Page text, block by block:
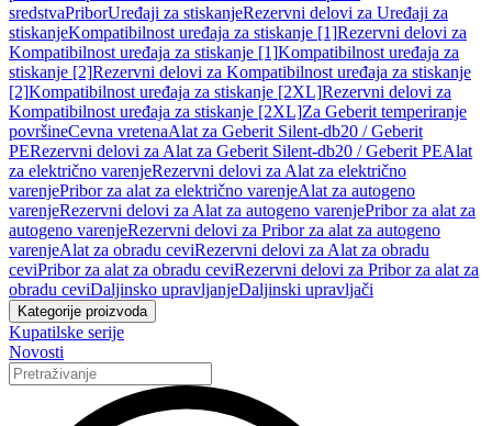
sredstvaPriborUređaji za stiskanjeRezervni delovi za Uređaji za
stiskanjeKompatibilnost uređaja za stiskanje [1]Rezervni delovi za
Kompatibilnost uređaja za stiskanje [1]Kompatibilnost uređaja za
stiskanje [2]Rezervni delovi za Kompatibilnost uređaja za stiskanje
[2]Kompatibilnost uređaja za stiskanje [2XL]Rezervni delovi za
Kompatibilnost uređaja za stiskanje [2XL]Za Geberit temperiranje
površineCevna vretenaAlat za Geberit Silent-db20 / Geberit
PERezervni delovi za Alat za Geberit Silent-db20 / Geberit PEAlat
za električno varenjeRezervni delovi za Alat za električno
varenjePribor za alat za električno varenjeAlat za autogeno
varenjeRezervni delovi za Alat za autogeno varenjePribor za alat za
autogeno varenjeRezervni delovi za Pribor za alat za autogeno
varenjeAlat za obradu ceviRezervni delovi za Alat za obradu
ceviPribor za alat za obradu ceviRezervni delovi za Pribor za alat za
obradu ceviDaljinsko upravljanjeDaljinski upravljači
Kategorije proizvoda
Kupatilske serije
Novosti